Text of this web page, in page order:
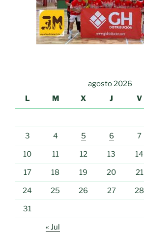
agosto 2026
L
M X J V
3 4 5 6 7
10 11 12 13 14
17 18 19 20 21
24 25 26 27 28
31
« Jul